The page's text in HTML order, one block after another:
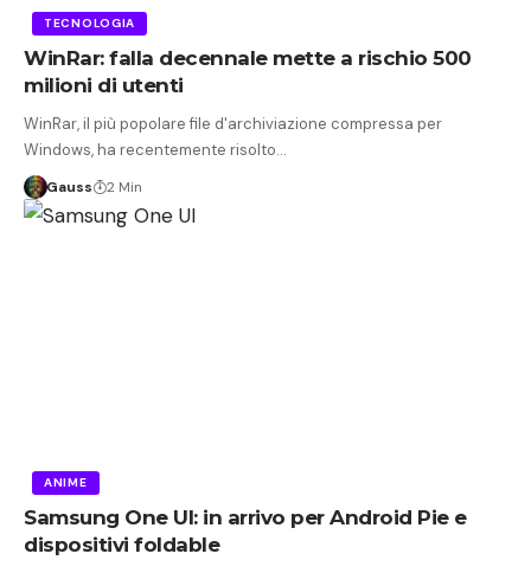
TECNOLOGIA
WinRar: falla decennale mette a rischio 500
milioni di utenti
WinRar, il più popolare file d'archiviazione compressa per
Windows, ha recentemente risolto…
Gauss 2 Min
ANIME
Samsung One UI: in arrivo per Android Pie e
dispositivi foldable